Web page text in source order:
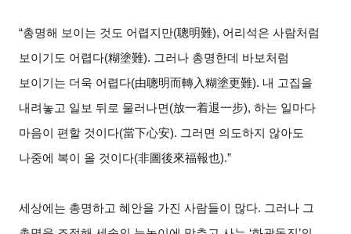
“총명해 보이는 것도 어렵지만(聰明難), 어리석은 사람처럼
보이기도 어렵다(糊塗難). 그러나 총명한데 바보처럼
보이기는 더욱 어렵다(由聰明而轉入糊塗更難). 내 고집을
내려놓고 일보 뒤로 물러나면(放一着退一步), 하는 일마다
마음이 편할 것이다(當下心安). 그러면 의도하지 않아도
나중에 복이 올 것이다(非圖後來福報也).”
세상에는 총명하고 혜안을 가진 사람들이 많다. 그러나 그